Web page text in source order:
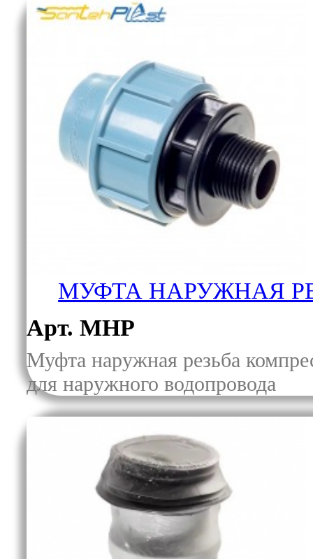
МУФТА НАРУЖНАЯ
Арт. МНР
Муфта наружная резьба
для наружного водопровода